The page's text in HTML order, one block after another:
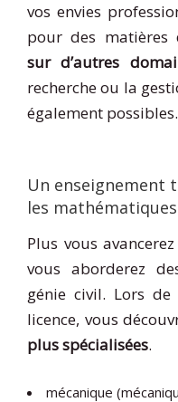
vos envies
pour des matières
sur d’autres
recherche ou la
également possibles.
Un enseignement
les mathématiques
Plus vous
vous aborderez
génie civil. Lors de
licence, vous
plus spécialisées.
mécanique